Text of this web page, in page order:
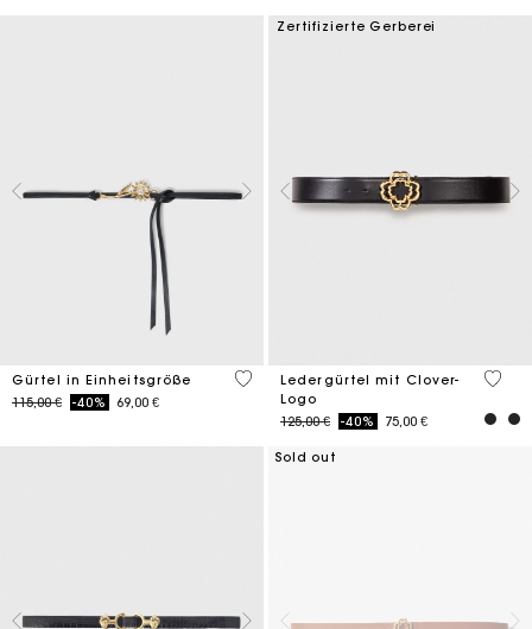
Gürtel in Einheitsgröße
Price reduced from
115,00 €to-40% 69,00 €
5 out of 5 Customer Rating
Zertifizierte Gerberei
Ledergürtel mit Clover-
Logo
Price reduced from
125,00 €to-40% 75,00 €
3,1
Sold out